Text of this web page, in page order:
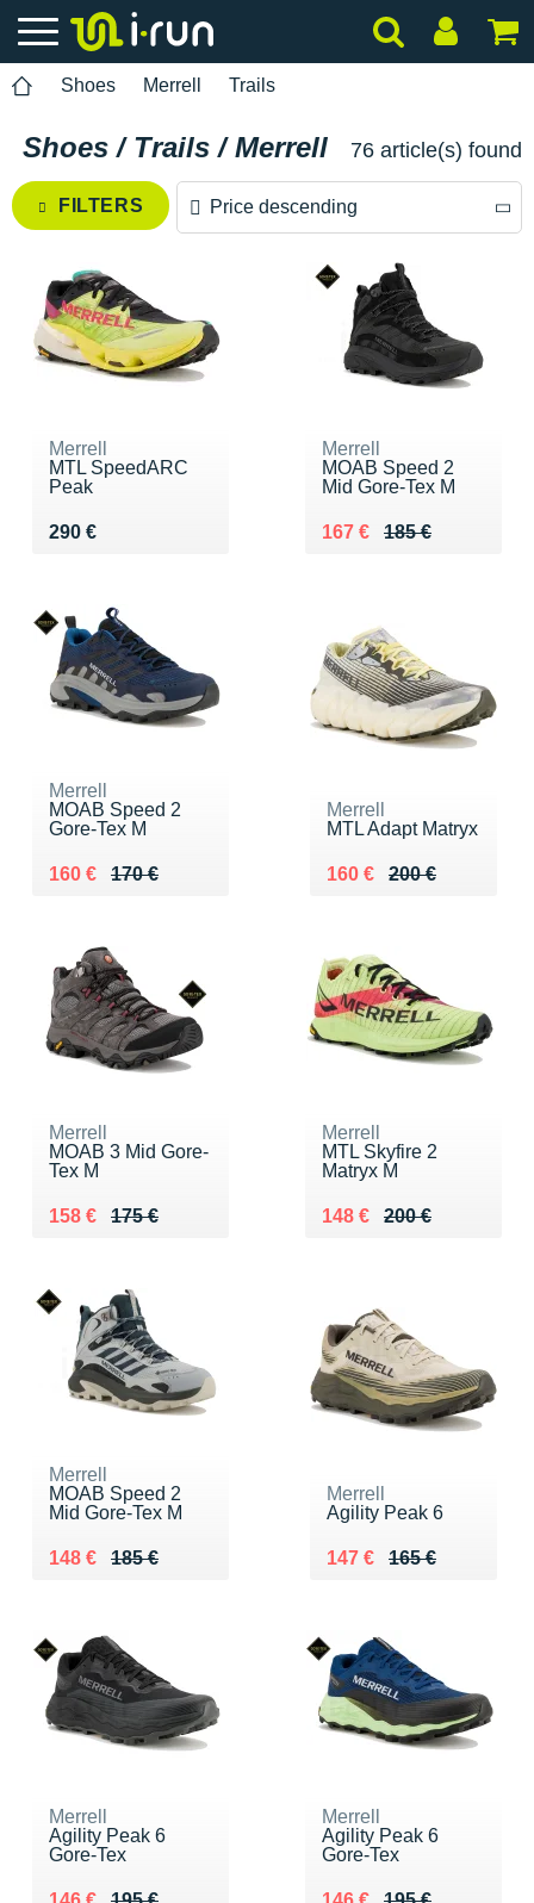
Shoes Merrell Trails
Shoes / Trails / Merrell 76 article(s) found
FILTERS Price descending
Merrell
MTL SpeedARC
Peak
290 €
Vendu 290 €
Merrell
MOAB Speed 2
Mid Gore-Tex M
185 €
Au lieu de 185 €
167 €
Vendu 167 €
Merrell
MOAB Speed 2
Gore-Tex M
170 €
Au lieu de 170 €
160 €
Vendu 160 €
Merrell
MTL Adapt Matryx
200 €
Au lieu de 200 €
160 €
Vendu 160 €
Merrell
MOAB 3 Mid Gore-
Tex M
175 €
Au lieu de 175 €
158 €
Vendu 158 €
Merrell
MTL Skyfire 2
Matryx M
200 €
Au lieu de 200 €
148 €
Vendu 148 €
Merrell
MOAB Speed 2
Mid Gore-Tex M
185 €
Au lieu de 185 €
148 €
Vendu 148 €
Merrell
Agility Peak 6
165 €
Au lieu de 165 €
147 €
Vendu 147 €
Merrell
Agility Peak 6
Gore-Tex
Au lieu de 195 €
Vendu 146 €
Merrell
Agility Peak 6
Gore-Tex
Au lieu de 195 €
Vendu 146 €